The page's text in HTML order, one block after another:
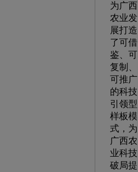
为广西
农业发
展打造
了可借
鉴、可
复制、
可推广
的科技
引领型
样板模
式，为
广西农
业科技
破局提